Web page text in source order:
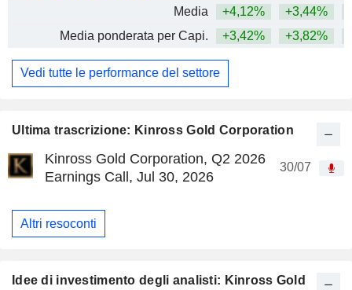
Ultima trascrizione: Kinross Gold Corporation
Kinross Gold Corporation, Q2 2026
Earnings Call, Jul 30, 2026
30/07
Altri resoconti
Idee di investimento degli analisti: Kinross Gold
Media
+4,12% +3,44%
Media ponderata per Capi.
+3,42% +3,82%
Vedi tutte le performance del settore